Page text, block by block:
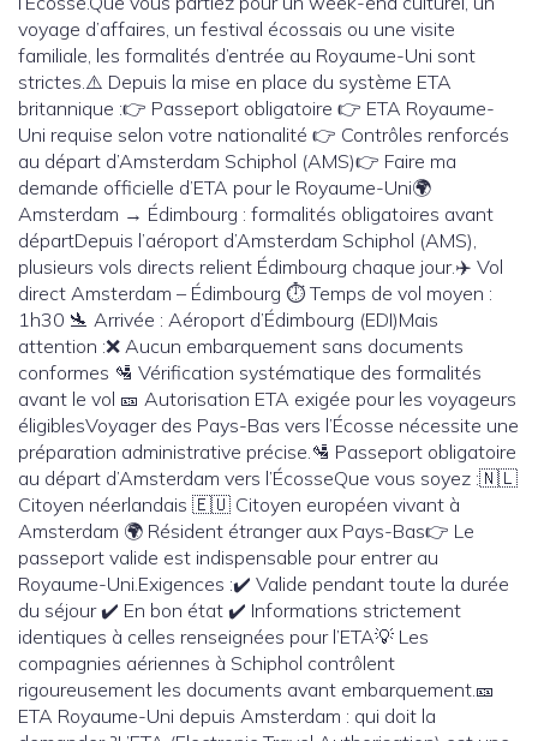
voyage d’affaires, un festival écossais ou une visite
familiale, les formalités d’entrée au Royaume-Uni sont
strictes.⚠️ Depuis la mise en place du système ETA
britannique :👉 Passeport obligatoire 👉 ETA Royaume-
Uni requise selon votre nationalité 👉 Contrôles renforcés
au départ d’Amsterdam Schiphol (AMS)👉 Faire ma
demande officielle d’ETA pour le Royaume-Uni🌍
Amsterdam → Édimbourg : formalités obligatoires avant
départDepuis l’aéroport d’Amsterdam Schiphol (AMS),
plusieurs vols directs relient Édimbourg chaque jour.✈️ Vol
direct Amsterdam – Édimbourg ⏱️ Temps de vol moyen :
1h30 🛬 Arrivée : Aéroport d’Édimbourg (EDI)Mais
attention :❌ Aucun embarquement sans documents
conformes 🛂 Vérification systématique des formalités
avant le vol 🎫 Autorisation ETA exigée pour les voyageurs
éligiblesVoyager des Pays-Bas vers l’Écosse nécessite une
préparation administrative précise.🛂 Passeport obligatoire
au départ d’Amsterdam vers l’ÉcosseQue vous soyez :🇳🇱
Citoyen néerlandais 🇪🇺 Citoyen européen vivant à
Amsterdam 🌍 Résident étranger aux Pays-Bas👉 Le
passeport valide est indispensable pour entrer au
Royaume-Uni.Exigences :✔️ Valide pendant toute la durée
du séjour ✔️ En bon état ✔️ Informations strictement
identiques à celles renseignées pour l’ETA💡 Les
compagnies aériennes à Schiphol contrôlent
rigoureusement les documents avant embarquement.🎫
ETA Royaume-Uni depuis Amsterdam : qui doit la